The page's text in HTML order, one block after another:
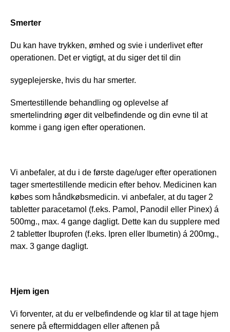
Smerter
Du kan have trykken, ømhed og svie i underlivet efter
operationen. Det er vigtigt, at du siger det til din
sygeplejerske, hvis du har smerter.
Smertestillende behandling og oplevelse af
smertelindring øger dit velbefindende og din evne til at
komme i gang igen efter operationen.
Vi anbefaler, at du i de første dage/uger efter operationen
tager smertestillende medicin efter behov. Medicinen kan
købes som håndkøbsmedicin. vi anbefaler, at du tager 2
tabletter paracetamol (f.eks. Pamol, Panodil eller Pinex) á
500mg., max. 4 gange dagligt. Dette kan du supplere med
2 tabletter Ibuprofen (f.eks. Ipren eller Ibumetin) á 200mg.,
max. 3 gange dagligt.
Hjem igen
Vi forventer, at du er velbefindende og klar til at tage hjem
senere på eftermiddagen eller aftenen på